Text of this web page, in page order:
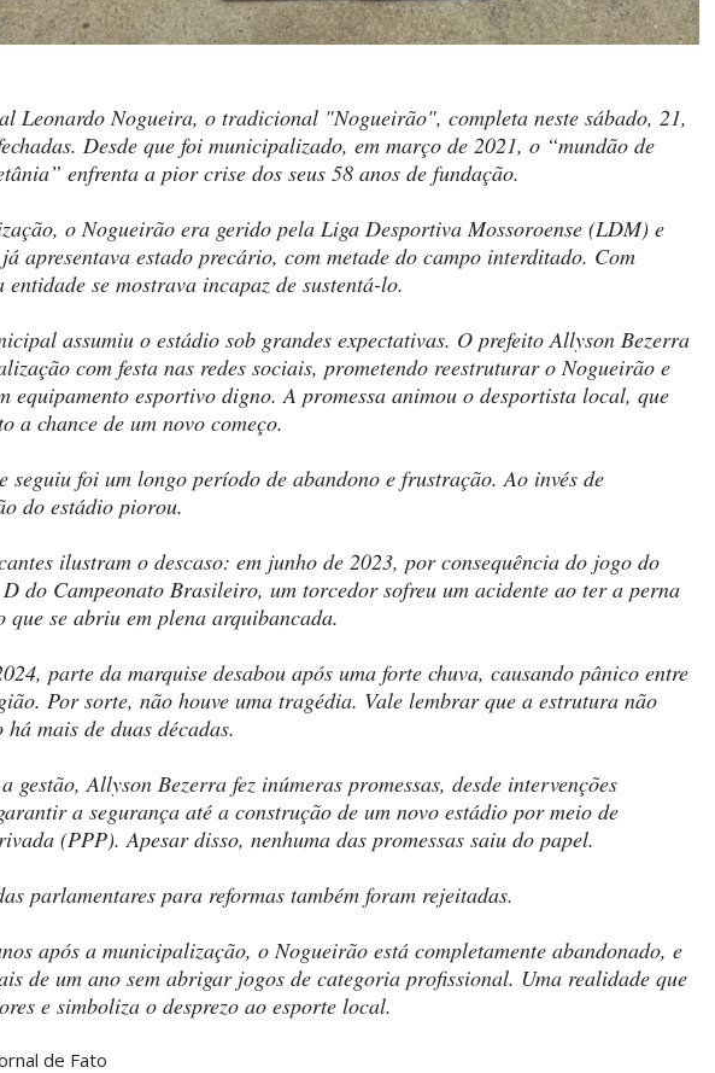
Leonardo Nogueira, o tradicional "Nogueirão", completa neste sábado, 21,
Desde que foi municipalizado, em março de 2021, o “mundão de
enfrenta a pior crise dos seus 58 anos de fundação.
o Nogueirão era gerido pela Liga Desportiva Mossoroense (LDM) e
apresentava estado precário, com metade do campo interditado. Com
entidade se mostrava incapaz de sustentá-lo.
assumiu o estádio sob grandes expectativas. O prefeito Allyson Bezerra
com festa nas redes sociais, prometendo reestruturar o Nogueirão e
equipamento esportivo digno. A promessa animou o desportista local, que
a chance de um novo começo.
seguiu foi um longo período de abandono e frustração. Ao invés de
do estádio piorou.
ilustram o descaso: em junho de 2023, por consequência do jogo do
do Campeonato Brasileiro, um torcedor sofreu um acidente ao ter a perna
que se abriu em plena arquibancada.
parte da marquise desabou após uma forte chuva, causando pânico entre
Por sorte, não houve uma tragédia. Vale lembrar que a estrutura não
mais de duas décadas.
gestão, Allyson Bezerra fez inúmeras promessas, desde intervenções
a segurança até a construção de um novo estádio por meio de
(PPP). Apesar disso, nenhuma das promessas saiu do papel.
parlamentares para reformas também foram rejeitadas.
após a municipalização, o Nogueirão está completamente abandonado, e
de um ano sem abrigar jogos de categoria profissional. Uma realidade que
e simboliza o desprezo ao esporte local.
de Fato